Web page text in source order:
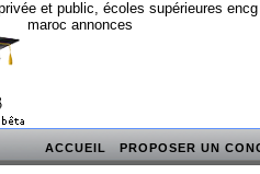
et public, écoles supérieures
maroc annonces
ACCUEIL PROPOSER UN